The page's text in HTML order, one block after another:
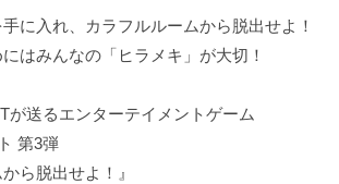
に入れ、カラフルルームから脱出せよ！
はみんなの「ヒラメキ」が大切！​
が送るエンターテイメントゲーム
第3弾
ら脱出せよ！』